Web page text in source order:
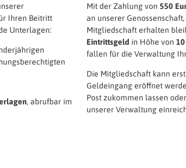
Ihren Beitritt
Unterlagen:
, abrufbar im
Mit der Zahlung von 550
an unserer
Mitgliedschaft erhalten
Eintrittsgeld in Höhe von
fallen für die Verwaltung
Die Mitgliedschaft kann
Geldeingang eröffnet
Post zukommen lassen
unserer Verwaltung